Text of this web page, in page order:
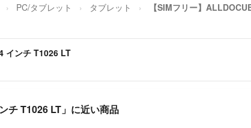
PC/タブレット タブレット 【SIMフリー】
インチ T1026 LT
チ T1026 LT」に近い商品